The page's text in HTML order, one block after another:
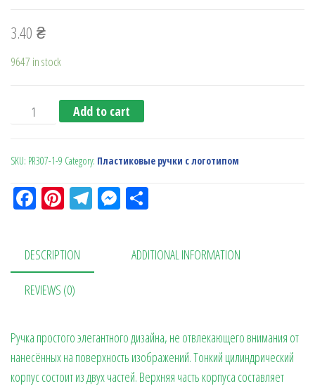
3.40 ₴
9647 in stock
Ручка с поворотн. механизмом PR307-1
Add to cart
SKU: PR307-1-9 Category: Пластиковые ручки с логотипом
Fa
bo
ok
Pi
er
es
t
Te
a
M
se
n
ра
в
DESCRIPTION ADDITIONAL INFORMATION
REVIEWS (0)
Ручка простого элегантного дизайна, не отвлекающего внимания от
нанесённых на поверхность изображений. Тонкий цилиндрический
корпус состоит из двух частей. Верхняя часть корпуса составляет